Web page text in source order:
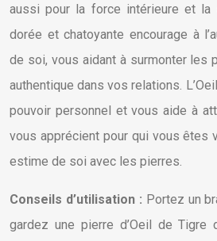
aussi pour la force intérieure et la
dorée et chatoyante encourage à
de soi, vous aidant à surmonter les
authentique dans vos relations.
pouvoir personnel et vous aide à
vous apprécient pour qui vous êtes
estime de soi avec les pierres.
Conseils d’utilisation : Portez un
gardez une pierre d’Oeil de Tigre